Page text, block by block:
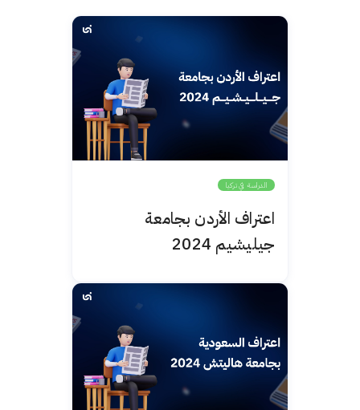
الدراسة في تركيا
اعتراف الأردن بجامعة
جيليشيم 2024